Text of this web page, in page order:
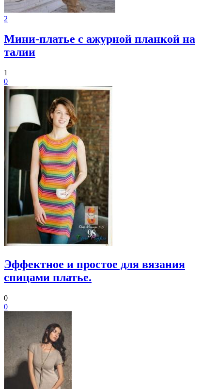
2
Мини-платье с ажурной планкой на
талии
1
0
Эффектное и простое для вязания
спицами платье.
0
0